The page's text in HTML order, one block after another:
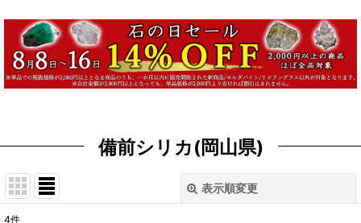
備前シリカ(岡山県)
表示順変更
4件